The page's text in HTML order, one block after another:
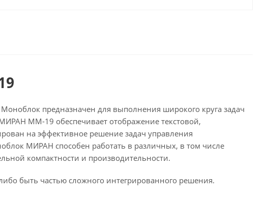
предназначен для выполнения широкого круга задач
ММ-19 обеспечивает отображение текстовой,
на эффективное решение задач управления
МИРАН способен работать в различных, в том числе
компактности и производительности.
быть частью сложного интегрированного решения.